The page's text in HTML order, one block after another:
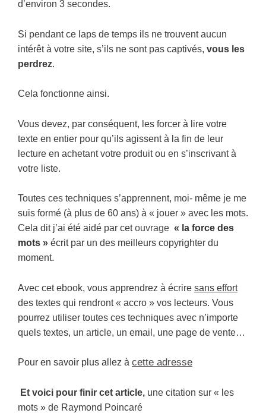
d’environ 3 secondes.
Si pendant ce laps de temps ils ne trouvent aucun
intérêt à votre site, s’ils ne sont pas captivés, vous les
perdrez.
Cela fonctionne ainsi.
Vous devez, par conséquent, les forcer à lire votre
texte en entier pour qu’ils agissent à la fin de leur
lecture en achetant votre produit ou en s’inscrivant à
votre liste.
Toutes ces techniques s’apprennent, moi- même je me
suis formé (à plus de 60 ans) à « jouer » avec les mots.
Cela dit j’ai été aidé par cetouvrage « la force des
mots » écrit par un des meilleurs copyrighter du
moment.
Avec cet ebook, vous apprendrez à écrire sans effort
des textes qui rendront « accro » vos lecteurs. Vous
pourrez utiliser toutes ces techniques avec n’importe
quels textes, un article, un email, une page de vente…
Pour en savoir plus allez à cette adresse
Et voici pour finir cet article, une citation sur « les
mots » de Raymond Poincaré